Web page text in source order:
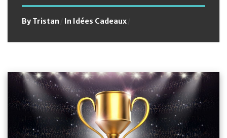
By Tristan In Idées Cadeaux